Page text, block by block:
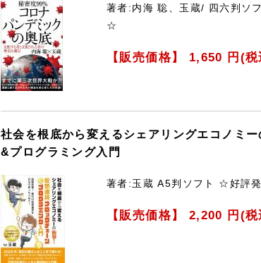
著者:内海 聡、玉蔵/ 四六判ソ
☆
【販売価格】 1,650 円(税
社会を根底から変えるシェアリングエコノミ
&プログラミング入門
著者:玉蔵 A5判ソフト ☆好評
【販売価格】 2,200 円(税